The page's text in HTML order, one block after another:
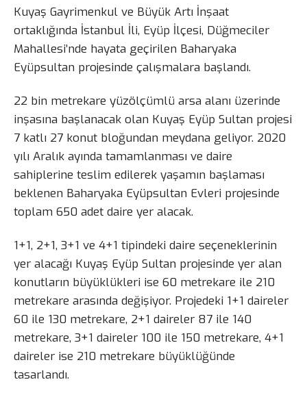
Kuyaş Gayrimenkul ve Büyük Artı İnşaat
ortaklığında İstanbul İli, Eyüp İlçesi, Düğmeciler
Mahallesi’nde hayata geçirilen Baharyaka
Eyüpsultan projesinde çalışmalara başlandı.
22 bin metrekare yüzölçümlü arsa alanı üzerinde
inşasına başlanacak olan Kuyaş Eyüp Sultan projesi
7 katlı 27 konut bloğundan meydana geliyor. 2020
yılı Aralık ayında tamamlanması ve daire
sahiplerine teslim edilerek yaşamın başlaması
beklenen Baharyaka Eyüpsultan Evleri projesinde
toplam 650 adet daire yer alacak.
1+1, 2+1, 3+1 ve 4+1 tipindeki daire seçeneklerinin
yer alacağı Kuyaş Eyüp Sultan projesinde yer alan
konutların büyüklükleri ise 60 metrekare ile 210
metrekare arasında değişiyor. Projedeki 1+1 daireler
60 ile 130 metrekare, 2+1 daireler 87 ile 140
metrekare, 3+1 daireler 100 ile 150 metrekare, 4+1
daireler ise 210 metrekare büyüklüğünde
tasarlandı.